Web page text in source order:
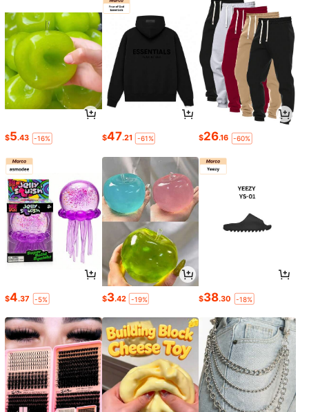
$5.43 -16% $47.21 -61% $26.16 -60%
$4.37 -5% $3.42 -19% $38.30 -18%